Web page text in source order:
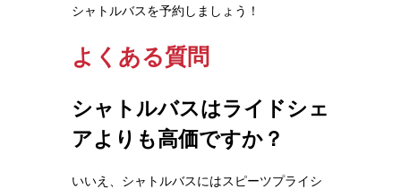
シャトルバスを予約しましょう！
よくある質問
シャトルバスはライドシェ
アよりも高価ですか？
いいえ、シャトルバスにはスピーツプライシ